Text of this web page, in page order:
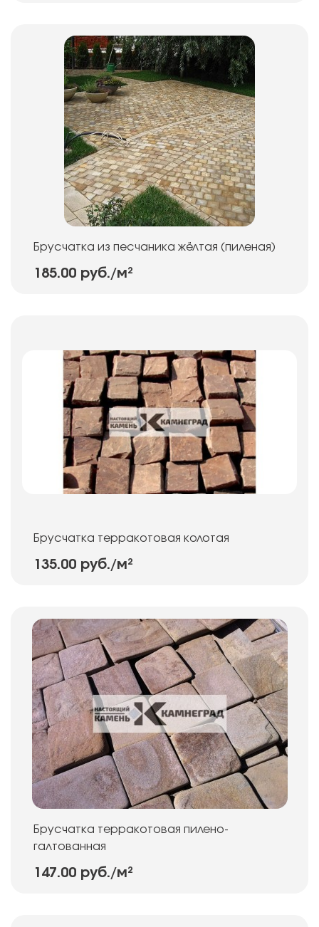
Брусчатка из песчаника жёлтая (пиленая)
185.00 руб./м²
Брусчатка терракотовая колотая
135.00 руб./м²
Брусчатка терракотовая пилено-
галтованная
147.00 руб./м²